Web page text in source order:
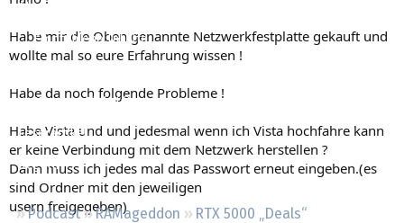
Aktuelles
Empfohlene Inhalte
Neueste Aktivitäten
Leserartikel
Regeln
Podcast RAMageddon
RTX 5000 „Deals“
Habe mir die Oben genannte Netzwerkfestplatte gekauft und
wollte mal so eure Erfahrung wissen !
Habe da noch folgende Probleme !
Habe Vista und und jedesmal wenn ich Vista hochfahre kann
er keine Verbindung mit dem Netzwerk herstellen ?
Dann muss ich jedes mal das Passwort erneut eingeben.(es
sind Ordner mit den jeweiligen
usern freigegeben)